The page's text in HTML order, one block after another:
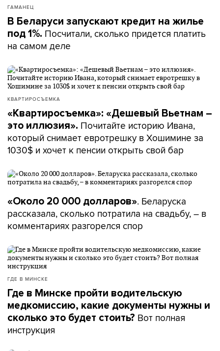
ГАМАНЕЦ
В Беларуси запускают кредит на жилье
под 1%. Посчитали, сколько придется платить
на самом деле
КВАРТИРОСЪЕМКА
«Квартиросъемка»: «Дешевый Вьетнам –
это иллюзия». Почитайте историю Ивана,
который снимает евротрешку в Хошимине за
1030$ и хочет к пенсии открыть свой бар
«Около 20 000 долларов». Беларуска
рассказала, сколько потратила на свадьбу, – в
комментариях разгорелся спор
ГДЕ В МИНСКЕ
Где в Минске пройти водительскую
медкомиссию, какие документы нужны и
сколько это будет стоить? Вот полная
инструкция